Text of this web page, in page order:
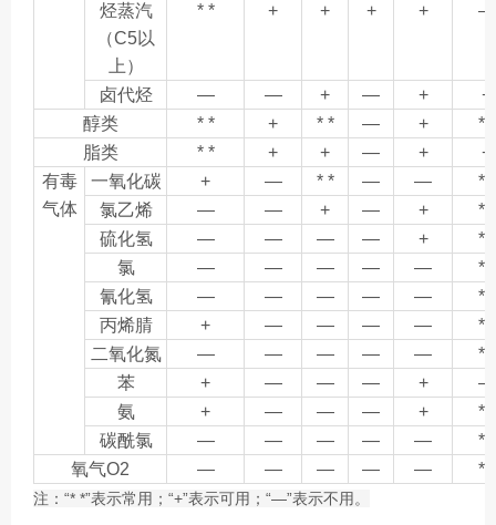
烃蒸汽
（C5以
上）
* * + + + + —
卤代烃 — — + — +
+
醇类
* * + * * — +
* *
脂类
* * + + — +
+
有毒
气体
一氧化碳 + — * * — —
* *
氯乙烯
— — + — +
* *
硫化氢
— — — — +
* *
氯
— — — — —
* *
氰化氢
— — — — —
* *
丙烯腈
+ — — — —
* *
二氧化氮
— — — — —
* *
苯
+ — — — +
—
氨
+ — — — +
* *
碳酰氯
— — — — —
* *
氧气O2 — — — — — * *
注： “* *”表示常用； “+”表示可用； “—”表示不用。